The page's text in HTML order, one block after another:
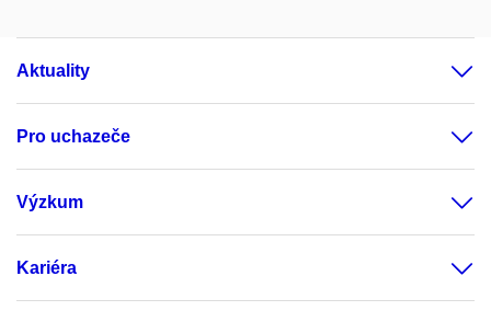
Aktuality
Pro uchazeče
Výzkum
Kariéra